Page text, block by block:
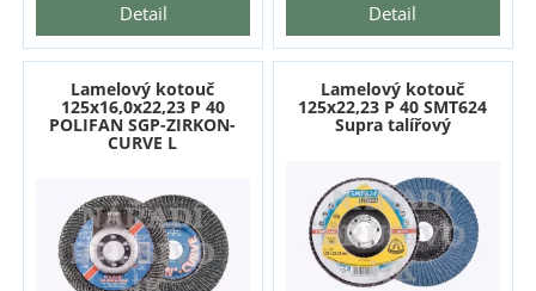
Detail Detail
Lamelový kotouč
125x16,0x22,23 P 40
POLIFAN SGP-ZIRKON-
CURVE L
Lamelový kotouč
125x22,23 P 40 SMT624
Supra talířový